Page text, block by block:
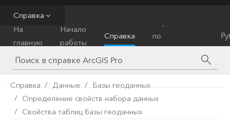
Справка
На
главную
Начало
работы
Справка
по
инструментам
Справка Данные
Базы геоданных
Определение свойств набора данных
Свойства таблиц базы геоданных